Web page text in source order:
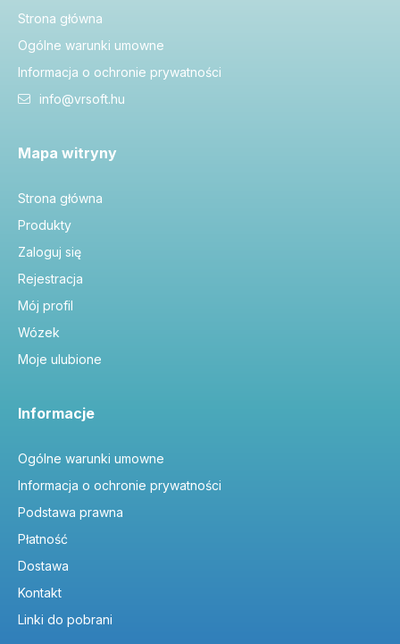
Strona główna
Ogólne warunki umowne
Informacja o ochronie prywatności
info@vrsoft.hu
Mapa witryny
Strona główna
Produkty
Zaloguj się
Rejestracja
Mój profil
Wózek
Moje ulubione
Informacje
Ogólne warunki umowne
Informacja o ochronie prywatności
Podstawa prawna
Płatność
Dostawa
Kontakt
Linki do pobrani